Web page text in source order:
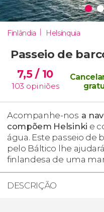
Finlândia Helsínquia
Passeio de
7,5/ 10
103 opiniões
Acompanhe-nos a
compõem Helsinki e
água. Este passeio de
pelo Báltico lhe
finlandesa de uma
DESCRIÇÃO